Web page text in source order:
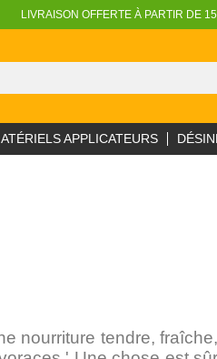
LIVRAISON OFFERTE À PARTIR DE
APPLICATEURS
nourriture tendre,